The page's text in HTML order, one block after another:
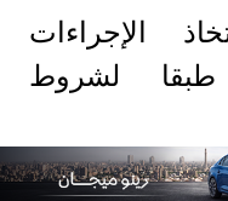
الإجراءات
طبقا لشروط